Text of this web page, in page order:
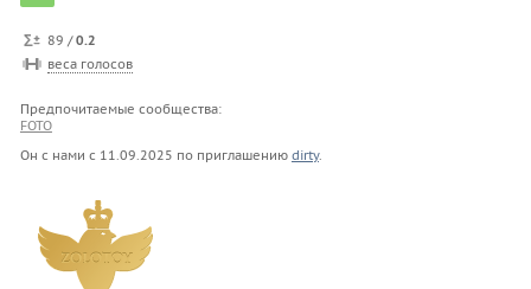
89 /0.2
веса голосов
Предпочитаемые сообщества:
FOTO
Он с нами с 11.09.2025 по приглашению dirty.